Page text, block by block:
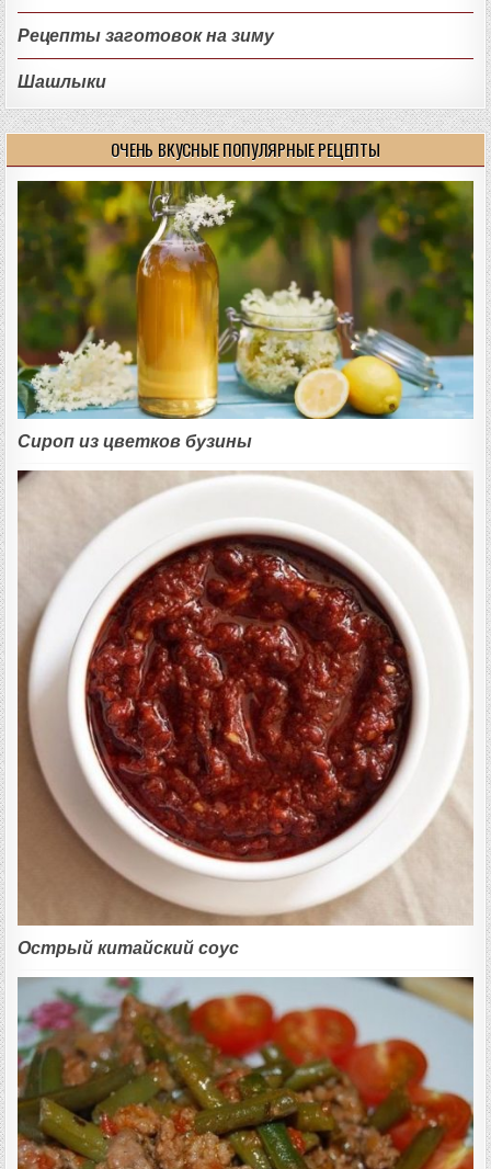
Рецепты заготовок на зиму
Шашлыки
ОЧЕНЬ ВКУСНЫЕ ПОПУЛЯРНЫЕ РЕЦЕПТЫ
Сироп из цветков бузины
Острый китайский соус